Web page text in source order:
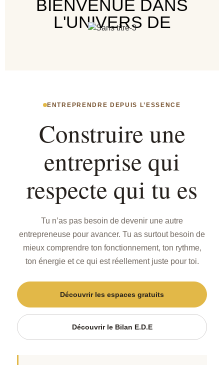
BIENVENUE DANS
L'UNIVERS DE
ENTREPRENDRE DEPUIS L’ESSENCE
Construire une
entreprise qui
respecte qui tu es
Tu n’as pas besoin de devenir une autre
entrepreneuse pour avancer. Tu as surtout besoin de
mieux comprendre ton fonctionnement, ton rythme,
ton énergie et ce qui est réellement juste pour toi.
Découvrir les espaces gratuits
Découvrir le Bilan E.D.E